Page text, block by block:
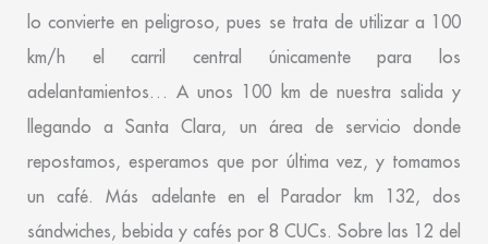
lo convierte en peligroso, pues se trata de utilizar a 100
km/h el carril central únicamente para los
adelantamientos… A unos 100 km de nuestra salida y
llegando a Santa Clara, un área de servicio donde
repostamos, esperamos que por última vez, y tomamos
un café. Más adelante en el Parador km 132, dos
sándwiches, bebida y cafés por 8 CUCs. Sobre las 12 del